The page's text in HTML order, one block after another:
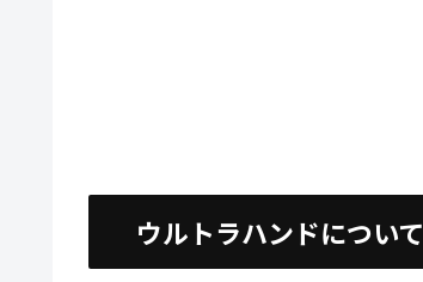
ウルトラハンドについて